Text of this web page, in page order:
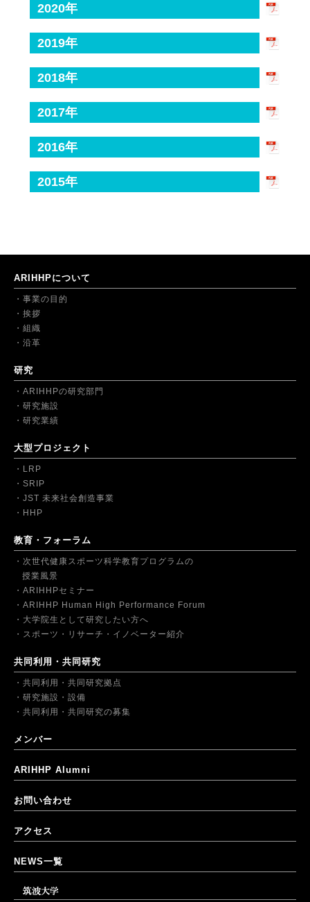
2020年
2019年
2018年
2017年
2016年
2015年
ARIHHPについて
事業の目的
挨拶
組織
沿革
研究
ARIHHPの研究部門
研究施設
研究業績
大型プロジェクト
LRP
SRIP
JST 未来社会創造事業
HHP
教育・フォーラム
次世代健康スポーツ科学教育プログラムの
授業風景
ARIHHPセミナー
ARIHHP Human High Performance Forum
大学院生として研究したい方へ
スポーツ・リサーチ・イノベーター紹介
共同利用・共同研究
共同利用・共同研究拠点
研究施設・設備
共同利用・共同研究の募集
メンバー
ARIHHP Alumni
お問い合わせ
アクセス
NEWS一覧